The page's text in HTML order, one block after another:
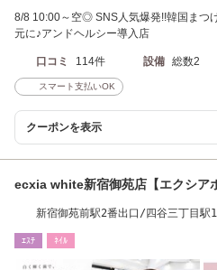
8/8 10:00～空◎ SNS人気爆発!!韓国まつ
元に♪アンドヘルシー導入店
口コミ 114件 設備 総数2
スマート支払いOK
クーポンを表示
ecxia white新宿御苑店【エクシア
新宿御苑前駅2番出口/四谷三丁目
ｴｽﾃ ﾈｲﾙ